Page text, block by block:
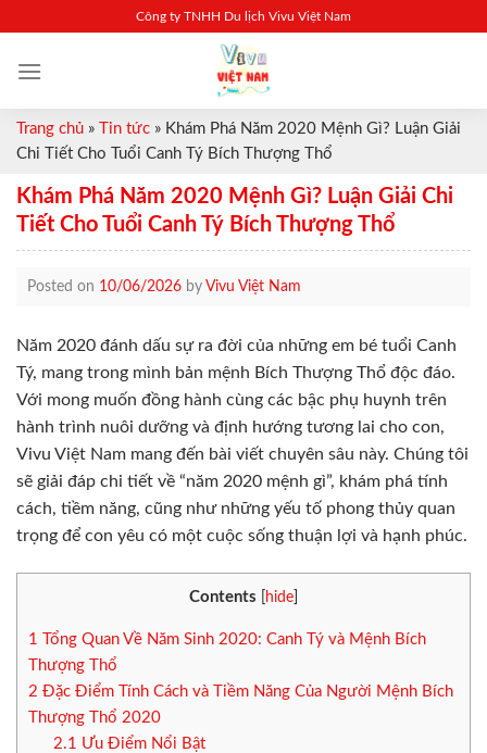
content
Công ty TNHH Du lịch Vivu Việt Nam
Trang chủ » Tin tức » Khám Phá Năm 2020 Mệnh Gì? Luận Giải
Chi Tiết Cho Tuổi Canh Tý Bích Thượng Thổ
Khám Phá Năm 2020 Mệnh Gì? Luận Giải Chi
Tiết Cho Tuổi Canh Tý Bích Thượng Thổ
Posted on 10/06/2026 by Vivu Việt Nam
Năm 2020 đánh dấu sự ra đời của những em bé tuổi Canh
Tý, mang trong mình bản mệnh Bích Thượng Thổ độc đáo.
Với mong muốn đồng hành cùng các bậc phụ huynh trên
hành trình nuôi dưỡng và định hướng tương lai cho con,
Vivu Việt Nam mang đến bài viết chuyên sâu này. Chúng tôi
sẽ giải đáp chi tiết về “năm 2020 mệnh gì”, khám phá tính
cách, tiềm năng, cũng như những yếu tố phong thủy quan
trọng để con yêu có một cuộc sống thuận lợi và hạnh phúc.
Contents hide
1
Tổng Quan Về Năm Sinh 2020: Canh Tý và Mệnh Bích
Thượng Thổ
2 Đặc Điểm Tính Cách và Tiềm Năng Của Người Mệnh Bích
Thượng Thổ 2020
2.1 Ưu Điểm Nổi Bật